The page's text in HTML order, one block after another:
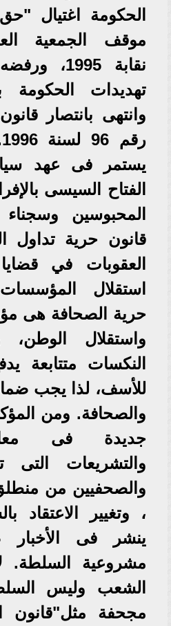
الحكومة اغتيال
موقف الجمعية
نقابة
تهديدات الحكومة
وانتهى بانتصار
يستمر فى عهد
الفتاح السيسى
المحبوسين وسجناء
قانون حرية تداول
العقوبات في
استقلال
حرية الصحافة هى
واستقلال الوطن،
النكسات متتابعة
للأسف، لذا يجب
والصحافة. ومن
جديدة فى
والتشريعات التى
والصحفيين من
، وتغيير الاعتقاد
ينشر فى الأخبار
مشروعية السلطة.
الشعب وليس
مجحفة مثل"قانون